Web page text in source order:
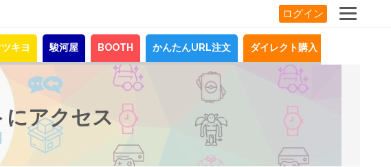
ログイン
キヨ 駿河屋 BOOTH かんたんURL注文 ダイレクト購入
にアクセス